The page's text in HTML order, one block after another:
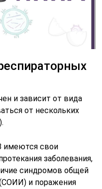
и зависит от вида
от нескольких
имеются свои
заболевания,
синдромов общей
и поражения